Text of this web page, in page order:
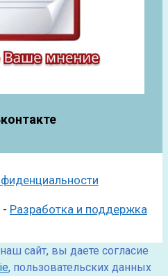
Разработка и поддержка
сайт, вы даете согласие
, пользовательских данных